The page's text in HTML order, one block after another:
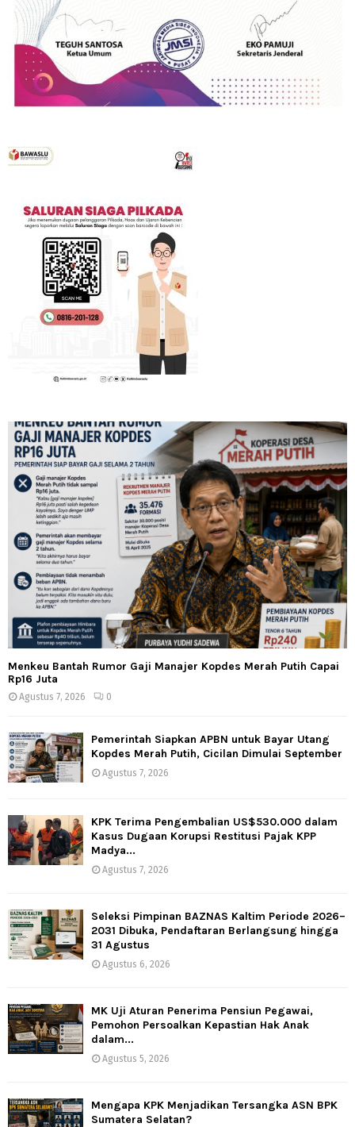
Menkeu Bantah Rumor Gaji Manajer Kopdes Merah Putih Capai
Rp16 Juta
Agustus 7, 2026 0
Pemerintah Siapkan APBN untuk Bayar Utang
Kopdes Merah Putih, Cicilan Dimulai September
Agustus 7, 2026
KPK Terima Pengembalian US$530.000 dalam
Kasus Dugaan Korupsi Restitusi Pajak KPP
Madya...
Agustus 7, 2026
Seleksi Pimpinan BAZNAS Kaltim Periode 2026–
2031 Dibuka, Pendaftaran Berlangsung hingga
31 Agustus
Agustus 6, 2026
MK Uji Aturan Penerima Pensiun Pegawai,
Pemohon Persoalkan Kepastian Hak Anak
dalam...
Agustus 5, 2026
Mengapa KPK Menjadikan Tersangka ASN BPK
Sumatera Selatan?